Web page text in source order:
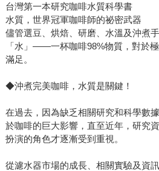
台灣第一本研究咖啡水質科學書
水質，世界冠軍咖啡師的祕密武器
儘管選豆、烘焙、研磨、水溫及沖煮
「水」——一杯咖啡98%物質，對於
滿足。
◆沖煮完美咖啡，水質是關鍵！
在過去，因為缺乏相關研究和科學數
於咖啡的巨大影響，直至近年，研究
扮演的角色才逐漸受到重視。
從濾水器市場的成長、相關實驗及資